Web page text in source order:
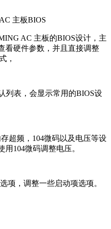
主板BIOS
AC 主板的BIOS设计，主
看硬件参数，并且直接调整
，
列表，会显示常用的BIOS设
超频，104微码以及电压等设
104微码调整电压。
项，调整一些启动项选项。